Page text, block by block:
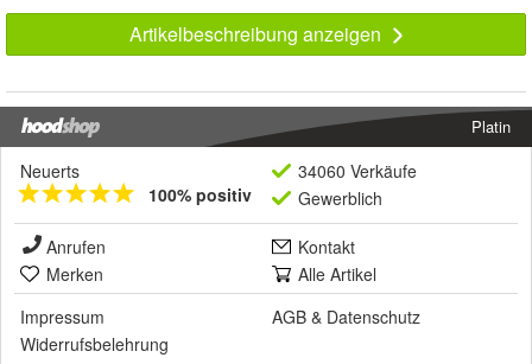
Artikelbeschreibung anzeigen
Platin
Neuerts
100% positiv
34060 Verkäufe
Gewerblich
Anrufen
Kontakt
Merken
Alle Artikel
Impressum
AGB & Datenschutz
Widerrufsbelehrung